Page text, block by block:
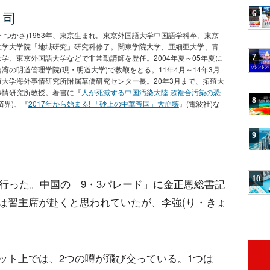
つかさ)1953年、東京生まれ。東京外国語大学中国語学科卒。東京
大学院「地域研究」研究科修了。関東学院大学、亜細亜大学、青
、東京外国語大学などで非常勤講師を歴任。2004年夏～05年夏に
の明道管理学院(現・明道大学)で教鞭をとる。11年4月～14年3月
学海外事情研究所附属華僑研究センター長。20年3月まで、拓殖大
研究所教授。著書に『 人が死滅する中国汚染大陸 超複合汚染の恐
界)、『2017年から始まる! 「砂上の中華帝国」大崩壊』(電波社)な
った。中国の「9・3パレード」に金正恩総書記
習主席が赴くと思われていたが、李強(り・きょ
ト上では、2つの噂が飛び交っている。1つは
6
7
8
9
10